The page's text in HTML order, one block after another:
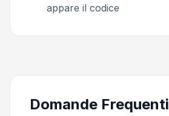
appare il codice
Domande Frequenti